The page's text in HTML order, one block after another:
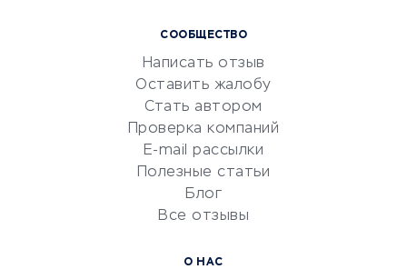
Маркетинг и продажи
Репетиторство
Красота и здоровье
Сервисы по поиску работы
Сетевой маркетинг
УСЛУГИ ДЛЯ БИЗНЕСА
СООБЩЕСТВО
Написать отзыв
Оставить жалобу
Стать автором
Проверка компаний
E-mail рассылки
Полезные статьи
Блог
Все отзывы
О НАС